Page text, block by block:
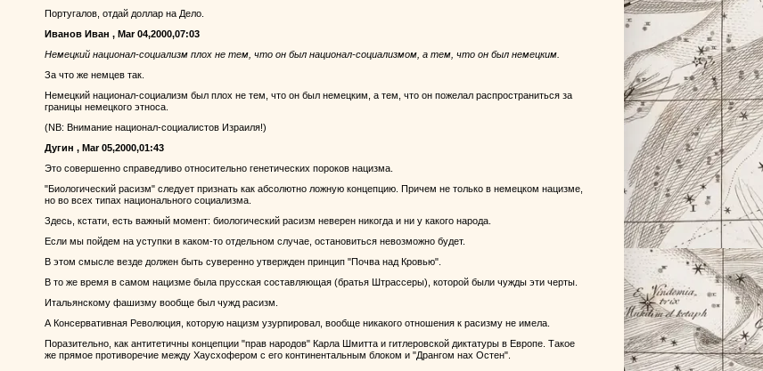
Португалов, отдай доллар на Дело.
Иванов Иван , Mar 04,2000,07:03
Немецкий национал-социализм плох не тем, что он был национал-социализмом, а тем, что он был немецким.
За что же немцев так.
Немецкий национал-социализм был плох не тем, что он был немецким, а тем, что он пожелал распространиться за
границы немецкого этноса.
(NB: Внимание национал-социалистов Израиля!)
Дугин , Mar 05,2000,01:43
Это совершенно справедливо относительно генетических пороков нацизма.
"Биологический расизм" следует признать как абсолютно ложную концепцию. Причем не только в немецком нацизме,
но во всех типах национального социализма.
Здесь, кстати, есть важный момент: биологический расизм неверен никогда и ни у какого народа.
Если мы пойдем на уступки в каком-то отдельном случае, остановиться невозможно будет.
В этом смысле везде должен быть суверенно утвержден принцип "Почва над Кровью".
В то же время в самом нацизме была прусская составляющая (братья Штрассеры), которой были чужды эти черты.
Итальянскому фашизму вообще был чужд расизм.
А Консервативная Революция, которую нацизм узурпировал, вообще никакого отношения к расизму не имела.
Поразительно, как антитетичны концепции "прав народов" Карла Шмитта и гитлеровской диктатуры в Европе. Такое
же прямое противоречие между Хаусхофером с его континентальным блоком и "Дрангом нах Остен".